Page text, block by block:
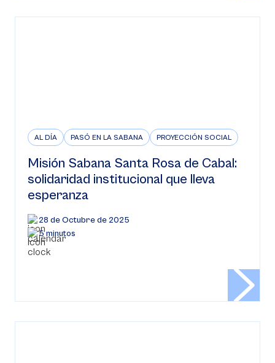
AL DÍA PASÓ EN LA SABANA PROYECCIÓN SOCIAL
Misión Sabana Santa Rosa de Cabal:
solidaridad institucional que lleva
esperanza
28 de Octubre de 2025
5 minutos